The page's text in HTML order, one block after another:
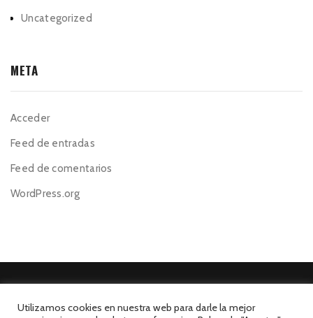
Uncategorized
META
Acceder
Feed de entradas
Feed de comentarios
WordPress.org
Utilizamos cookies en nuestra web para darle la mejor